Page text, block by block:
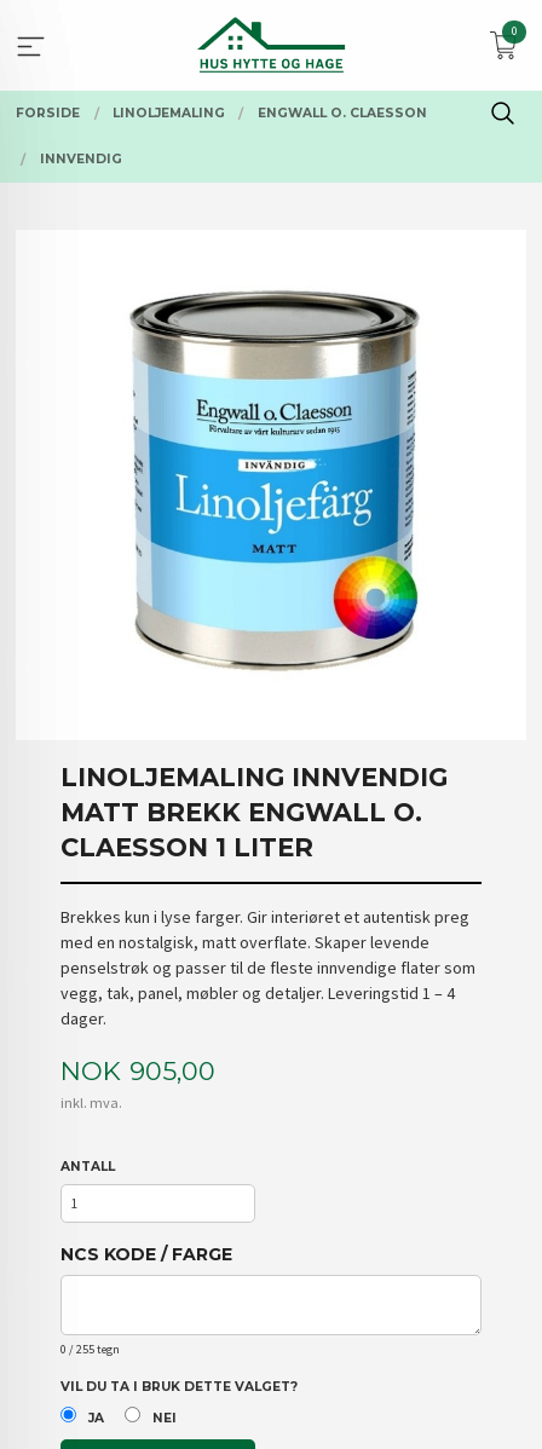
innholdet
0
FORSIDE LINOLJEMALING ENGWALL O. CLAESSON
INNVENDIG
LINOLJEMALING INNVENDIG
MATT BREKK ENGWALL O.
CLAESSON 1 LITER
Brekkes kun i lyse farger. Gir interiøret et autentisk preg
med en nostalgisk, matt overflate. Skaper levende
penselstrøk og passer til de fleste innvendige flater som
vegg, tak, panel, møbler og detaljer. Leveringstid 1 – 4
dager.
Pris
NOK 905,00
inkl. mva.
ANTALL
NCS KODE / FARGE
0 / 255 tegn
VIL DU TA I BRUK DETTE VALGET?
JA
NEI